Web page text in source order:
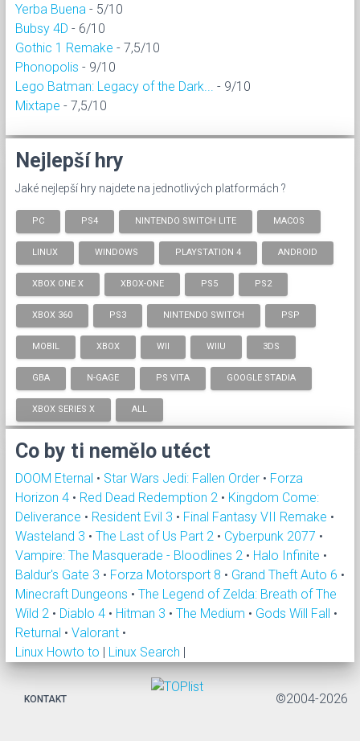
Yerba Buena - 5/10
Bubsy 4D - 6/10
Gothic 1 Remake - 7,5/10
Phonopolis - 9/10
Lego Batman: Legacy of the Dark...
- 9/10
Mixtape - 7,5/10
Nejlepší hry
Jaké nejlepší hry najdete na jednotlivých platformách ?
PC PS4 NINTENDO SWITCH LITE MACOS
LINUX WINDOWS PLAYSTATION 4 ANDROID
XBOX ONE X XBOX-ONE PS5 PS2
XBOX 360 PS3 NINTENDO SWITCH PSP
MOBIL XBOX WII WIIU 3DS
GBA N-GAGE PS VITA GOOGLE STADIA
XBOX SERIES X ALL
Co by ti nemělo utéct
DOOM Eternal • Star Wars Jedi: Fallen Order • Forza
Horizon 4 • Red Dead Redemption 2 • Kingdom Come:
Deliverance • Resident Evil 3 • Final Fantasy VII Remake •
Wasteland 3 • The Last of Us Part 2 • Cyberpunk 2077 •
Vampire: The Masquerade - Bloodlines 2 • Halo Infinite •
Baldur's Gate 3 • Forza Motorsport 8 • Grand Theft Auto 6 •
Minecraft Dungeons • The Legend of Zelda: Breath of The
Wild 2 • Diablo 4 • Hitman 3 • The Medium • Gods Will Fall •
Returnal • Valorant •
Linux Howto to | Linux Search |
KONTAKT ©2004-2026